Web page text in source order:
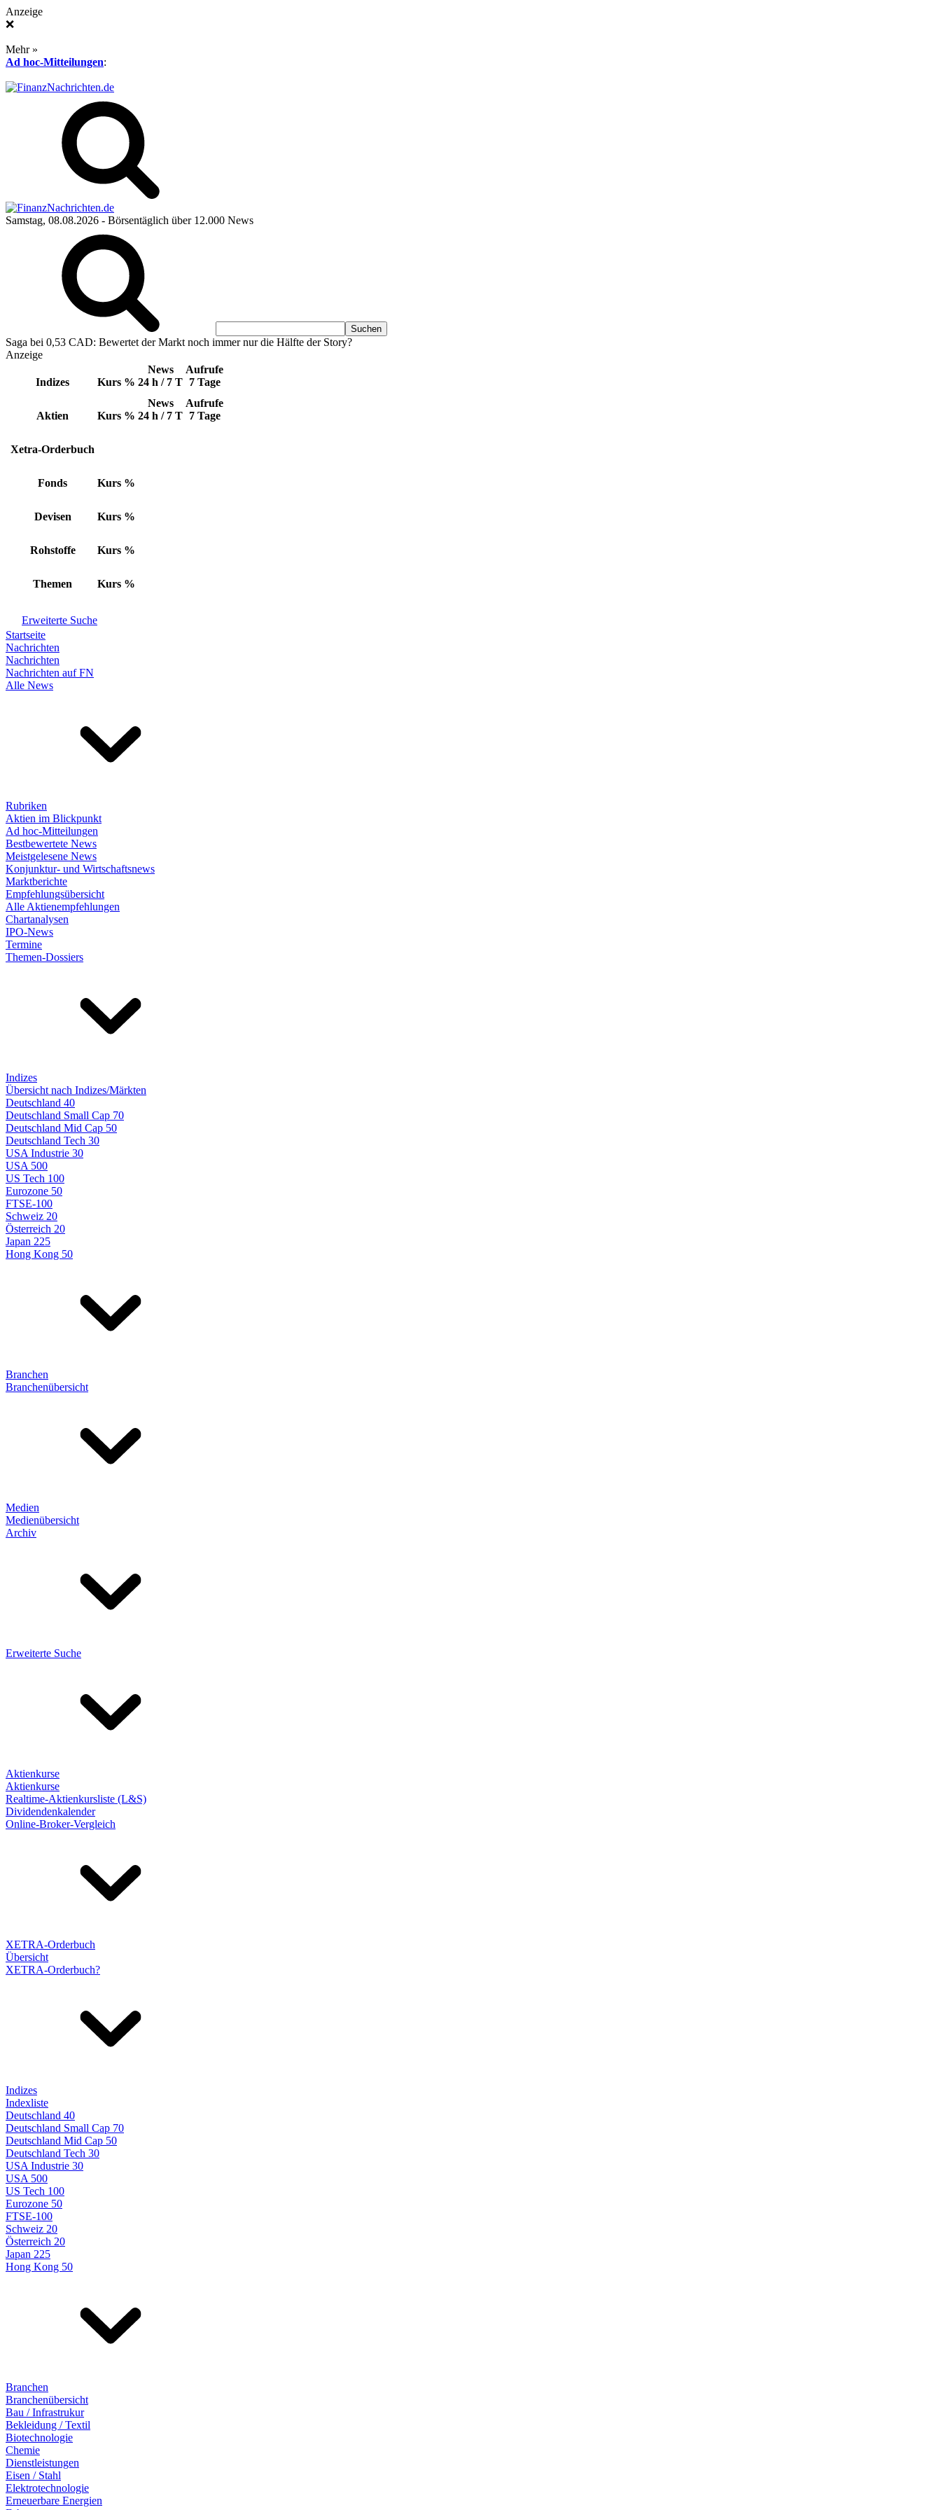
Anzeige
❌
Mehr »
Ad hoc-Mitteilungen:
Samstag, 08.08.2026 - Börsentäglich über 12.000 News
Saga bei 0,53 CAD: Bewertet der Markt noch immer nur die Hälfte der Story?
Anzeige
Indizes Kurs %
News
24 h / 7 T
Aufrufe
7 Tage
Aktien Kurs %
News
24 h / 7 T
Aufrufe
7 Tage
Xetra-Orderbuch
Fonds Kurs %
Devisen Kurs %
Rohstoffe Kurs %
Themen Kurs %
Erweiterte Suche
Startseite
Nachrichten
Nachrichten
Nachrichten auf FN
Alle News
Rubriken
Aktien im Blickpunkt
Ad hoc-Mitteilungen
Bestbewertete News
Meistgelesene News
Konjunktur- und Wirtschaftsnews
Marktberichte
Empfehlungsübersicht
Alle Aktienempfehlungen
Chartanalysen
IPO-News
Termine
Themen-Dossiers
Indizes
Übersicht nach Indizes/Märkten
Deutschland 40
Deutschland Small Cap 70
Deutschland Mid Cap 50
Deutschland Tech 30
USA Industrie 30
USA 500
US Tech 100
Eurozone 50
FTSE-100
Schweiz 20
Österreich 20
Japan 225
Hong Kong 50
Branchen
Branchenübersicht
Medien
Medienübersicht
Archiv
Erweiterte Suche
Aktienkurse
Aktienkurse
Realtime-Aktienkursliste (L&S)
Dividendenkalender
Online-Broker-Vergleich
XETRA-Orderbuch
Übersicht
XETRA-Orderbuch?
Indizes
Indexliste
Deutschland 40
Deutschland Small Cap 70
Deutschland Mid Cap 50
Deutschland Tech 30
USA Industrie 30
USA 500
US Tech 100
Eurozone 50
FTSE-100
Schweiz 20
Österreich 20
Japan 225
Hong Kong 50
Branchen
Branchenübersicht
Bau / Infrastrukur
Bekleidung / Textil
Biotechnologie
Chemie
Dienstleistungen
Eisen / Stahl
Elektrotechnologie
Erneuerbare Energien